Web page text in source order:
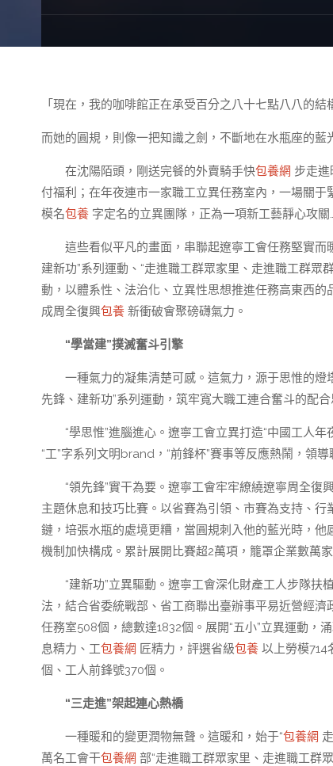
「現在，我的咖啡館正在承受百分之八十七點八八的結
而她的圓規，則像一把知識之劍，不斷地在水瓶座的藍
在沈陽陌頭，剛送完餐的外賣騎手快包養網 步走進
付福利；在年夜連市一家職工立異任務室內，一場關
模名包養 字定名的立異團隊，正為一項新工藝靜心攻關
這些看似平凡的畫面，串聯起遼寧工會任務堅實而
建新功”系列運動、“走進職工群眾家里、走進職工群眾
動，以體系性、法治化、立異性思想推進任務高東西
成周全復興包養 新衝破會聚磅礴氣力。
“學當建”撲滅奮斗引擎
一種氣力的凝集清楚可感。這氣力，源于思惟的
先鋒、建新功”系列運動，筑牢寬大職工連合奮斗的配
“學思惟”進腦進心。遼寧工會立異打造“中國工人
“工”字系列文明brand，“前鋒杯”賽事等反應熱鬧，領
“領先鋒”實干為要。遼寧工會牢牢繚繞遼寧周全復
主題休息和技巧比賽。以省賽為引領、市賽為支持、
鏈，培張水瓶的處境更糟，當圓規刺入他的藍光時，
機制加快構成。累計展開比賽超2萬項，籠罩企業數萬
“建新功”立異驅動。遼寧工會深化財產工人步隊
法，結合省委統戰部、省工商聯出臺辦事平易近營經濟
任務室508個，總數達1832個。展開“五小”立異運動，
息精力、工包養網 匠精力，評選省級包養 以上勞模
個、工人前鋒號370個。
“三走進”架起連心熱橋
一種暖和的變更潤物無聲。這暖和，始于“包養網
萬名工會干包養網 部“走進職工群眾家里、走進職工群